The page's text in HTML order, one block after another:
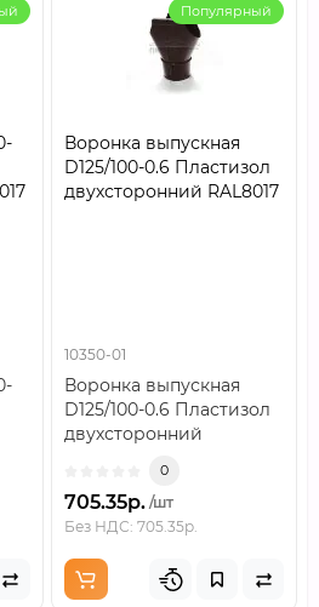
Популярный
Воронка выпускная
D125/100-0.6 Пластизол
двухсторонний RAL8017
10350-01
Воронка выпускная
D125/100-0.6 Пластизол
двухсторонний
0
705.35р. /шт
Без НДС: 705.35р.